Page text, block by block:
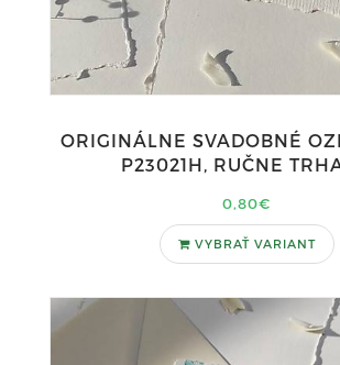
ORIGINÁLNE SVADOBNÉ
P23021H, RUČNE
0,80€
VYBRAŤ VARIANT